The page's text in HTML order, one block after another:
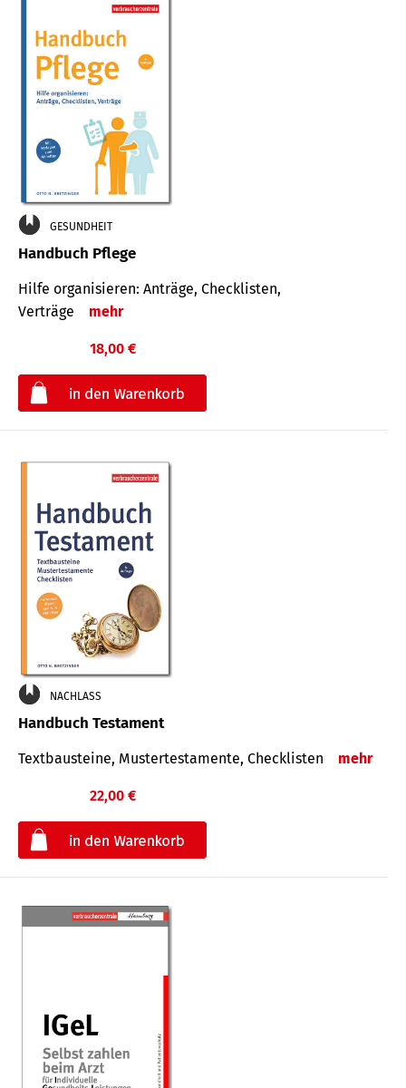
GESUNDHEIT
Handbuch Pflege
Hilfe organisieren: Anträge, Checklisten,
Verträge
mehr
18,00 €
NACHLASS
Handbuch Testament
Textbausteine, Mustertestamente, Checklisten mehr
22,00 €